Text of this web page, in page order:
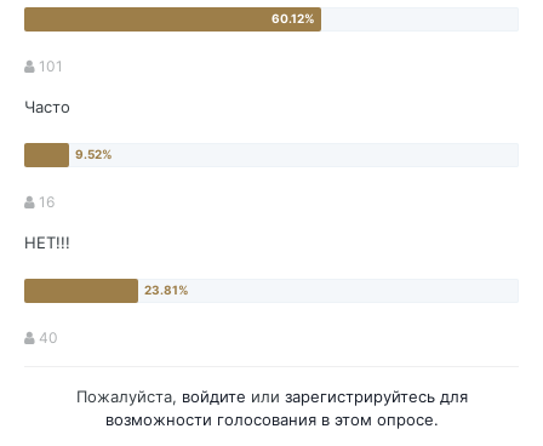
101
Часто
16
НЕТ!!!
40
Пожалуйста, войдите или зарегистрируйтесьдля
возможности голосования в этом опросе.